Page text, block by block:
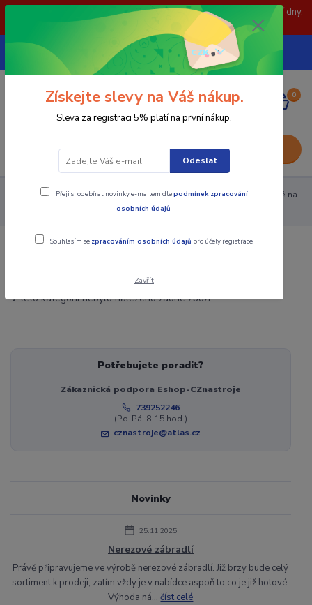
POZOR: 31.7 , 3.8 a 5.8- zavřeno. objednávky odešleme následující dny.
Děkujeme za pochopení.
CZK
739252246
(Po-Pá, 8-15 hod.)
0
0,00 Kč
Nerezové zábradlí Držáky nerezové výplně
Držák výplně na
V této kategorii nebylo nalezeno žádné zboží.
Potřebujete poradit?
Zákaznická podpora Eshop-CZnastroje
739252246
(Po-Pá, 8-15 hod.)
cznastroje@atlas.cz
Novinky
25.11.2025
Nerezové zábradlí
Právě připravujeme ve výrobě nerezové zábradlí. Již brzy bude celý
sortiment k prodeji, zatím vždy je v nabídce aspoň to co je již hotové.
Výhoda ná...číst celé
Získejte slevy na Váš nákup.
Sleva za registraci 5% platí na první nákup.
Odeslat
Přeji si odebírat novinky e-mailem dlepodmínek zpracování
osobních údajů.
Souhlasím se zpracováním osobních údajů pro účely registrace.
Zavřít